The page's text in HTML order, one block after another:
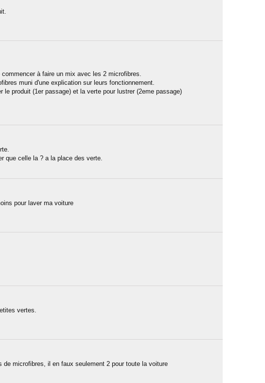
à faire un mix avec les 2 microfibres.
muni d'une explication sur leurs fonctionnement.
le produit (1er passage) et la verte pour lustrer (2eme passage)
que celle la ? a la place des verte.
pour laver ma voiture
vertes.
microfibres, il en faux seulement 2 pour toute la voiture